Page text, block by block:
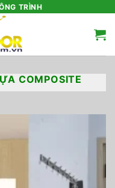
TRÌNH
COMPOSITE